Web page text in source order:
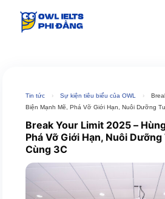
Tin tức › Sự kiện tiêu biểu của OWL ›
Biện Mạnh Mẽ, Phá Vỡ Giới Hạn, Nuôi Dưỡng
Break Your Limit 2025 –
Phá Vỡ Giới Hạn, Nuôi
Cùng 3C